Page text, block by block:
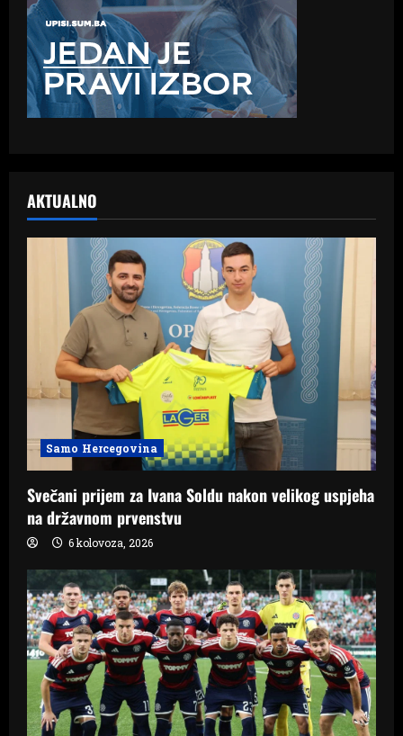
AKTUALNO
Samo Hercegovina
Svečani prijem za Ivana Soldu nakon velikog uspjeha
na državnom prvenstvu
6 kolovoza, 2026